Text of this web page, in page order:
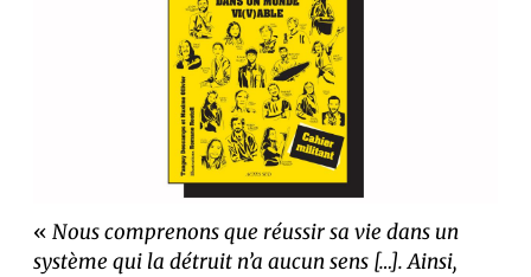
« Nous comprenons que réussir sa vie dans un
système qui la détruit n’a aucun sens […]. Ainsi,